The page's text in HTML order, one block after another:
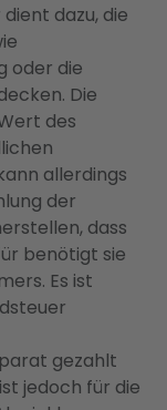
dazu, die
oder die
Die
des
allerdings
der
dass
benötigt sie
Es ist
gezahlt
jedoch für die